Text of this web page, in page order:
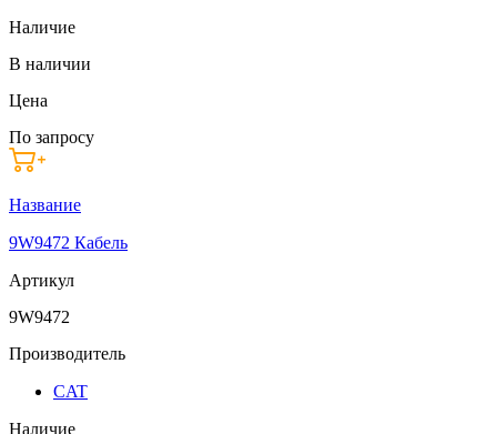
Наличие
В наличии
Цена
По запросу
Название
9W9472 Кабель
Артикул
9W9472
Производитель
CAT
Наличие